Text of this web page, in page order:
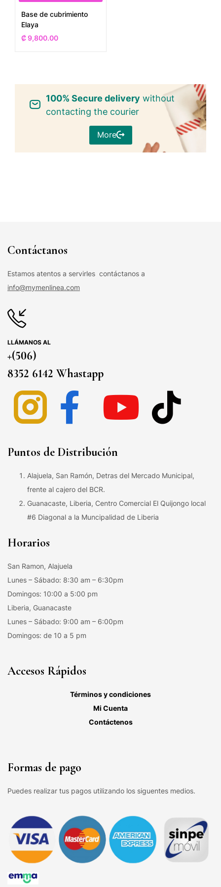
Base de cubrimiento
Elaya
₡9,800.00
100% Secure delivery without
contacting the courier
More
Contáctanos
Estamos atentos a servirles contáctanos a
info@mymenlinea.com
LLÁMANOS AL
+(506)
8352 6142 Whastapp
Puntos de Distribución
Alajuela, San Ramón, Detras del Mercado Municipal,
frente al cajero del BCR.
Guanacaste, Liberia, Centro Comercial El Quijongo local
#6 Diagonal a la Muncipalidad de Liberia
Horarios
San Ramon, Alajuela
Lunes – Sábado: 8:30 am – 6:30pm
Domingos: 10:00 a 5:00 pm
Liberia, Guanacaste
Lunes – Sábado: 9:00 am – 6:00pm
Domingos: de 10 a 5 pm
Accesos Rápidos
Términos y condiciones
Mi Cuenta
Contáctenos
Formas de pago
Puedes realizar tus pagos utilizando los siguentes medios.